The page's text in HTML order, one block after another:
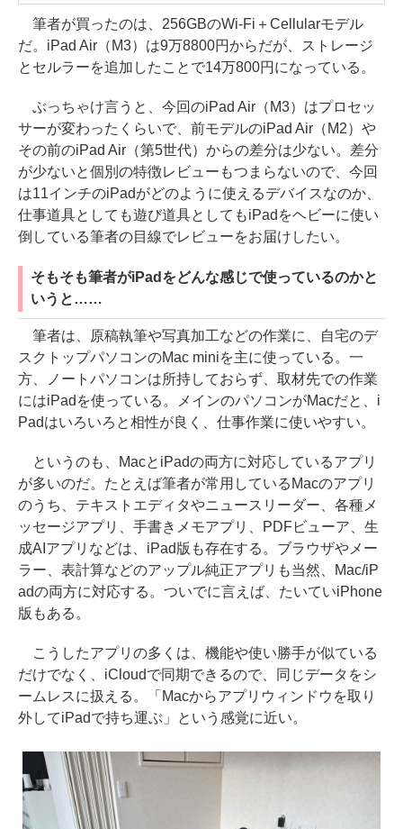
筆者が買ったのは、256GBのWi-Fi＋Cellularモデル
だ。iPad Air（M3）は9万8800円からだが、ストレージ
とセルラーを追加したことで14万800円になっている。
ぶっちゃけ言うと、今回のiPad Air（M3）はプロセッ
サーが変わったくらいで、前モデルのiPad Air（M2）や
その前のiPad Air（第5世代）からの差分は少ない。差分
が少ないと個別の特徴レビューもつまらないので、今回
は11インチのiPadがどのように使えるデバイスなのか、
仕事道具としても遊び道具としてもiPadをヘビーに使い
倒している筆者の目線でレビューをお届けしたい。
そもそも筆者がiPadをどんな感じで使っているのかと
いうと……
筆者は、原稿執筆や写真加工などの作業に、自宅のデ
スクトップパソコンのMac miniを主に使っている。一
方、ノートパソコンは所持しておらず、取材先での作業
にはiPadを使っている。メインのパソコンがMacだと、i
Padはいろいろと相性が良く、仕事作業に使いやすい。
というのも、MacとiPadの両方に対応しているアプリ
が多いのだ。たとえば筆者が常用しているMacのアプリ
のうち、テキストエディタやニュースリーダー、各種メ
ッセージアプリ、手書きメモアプリ、PDFビューア、生
成AIアプリなどは、iPad版も存在する。ブラウザやメー
ラー、表計算などのアップル純正アプリも当然、Mac/iP
adの両方に対応する。ついでに言えば、たいていiPhone
版もある。
こうしたアプリの多くは、機能や使い勝手が似ている
だけでなく、iCloudで同期できるので、同じデータをシ
ームレスに扱える。「Macからアプリウィンドウを取り
外してiPadで持ち運ぶ」という感覚に近い。